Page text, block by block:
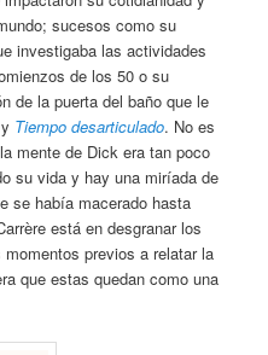
sucesos como su
investigaba las actividades
de los 50 o su
de la puerta del baño que le
y Tiempo desarticulado. No es
mente de Dick era tan poco
su vida y hay una miríada de
se había macerado hasta
está en desgranar los
previos a relatar la
que estas quedan como una